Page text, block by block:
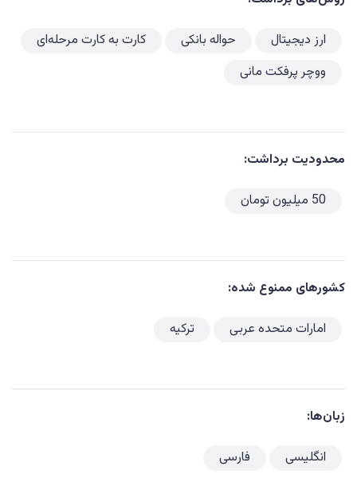
ارز دیجیتال حواله بانکی
کارت به کارت مرحله‌ای
ووچر پرفکت مانی
محدودیت برداشت:
50 میلیون تومان
کشورهای ممنوع شده:
امارات متحده عربی ترکیه
زبان‌ها:
انگلیسی فارسی